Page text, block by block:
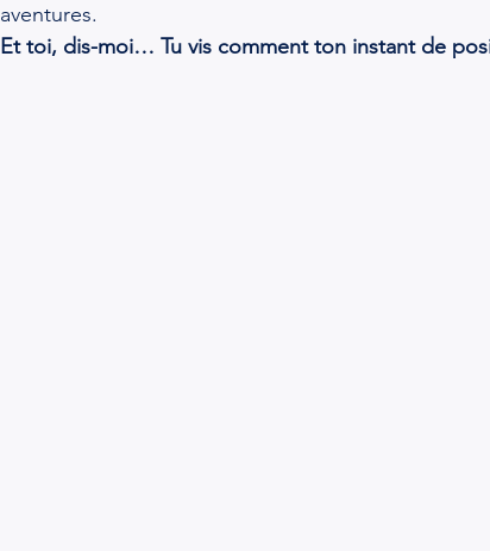
aventures.
Et toi, dis-moi… Tu vis comment ton instant de